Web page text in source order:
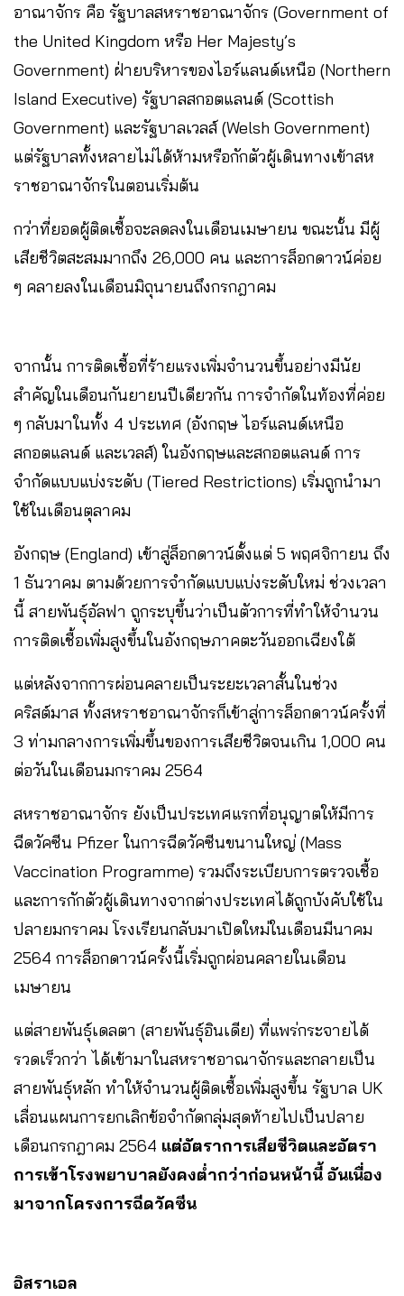
อาณาจักร คือ รัฐบาลสหราชอาณาจักร (Government of
the United Kingdom หรือ Her Majesty’s
Government) ฝ่ายบริหารของไอร์แลนด์เหนือ (Northern
Island Executive) รัฐบาลสกอตแลนด์ (Scottish
Government) และรัฐบาลเวลส์ (Welsh Government)
แต่รัฐบาลทั้งหลายไม่ได้ห้ามหรือกักตัวผู้เดินทางเข้าสห
ราชอาณาจักรในตอนเริ่มต้น
กว่าที่ยอดผู้ติดเชื้อจะลดลงในเดือนเมษายน ขณะนั้น มีผู้
เสียชีวิตสะสมมากถึง 26,000 คน และการล็อกดาวน์ค่อย
ๆ คลายลงในเดือนมิถุนายนถึงกรกฎาคม
จากนั้น การติดเชื้อที่ร้ายแรงเพิ่มจำนวนขึ้นอย่างมีนัย
สำคัญในเดือนกันยายนปีเดียวกัน การจำกัดในท้องที่ค่อย
ๆ กลับมาในทั้ง 4 ประเทศ (อังกฤษ ไอร์แลนด์เหนือ
สกอตแลนด์ และเวลส์) ในอังกฤษและสกอตแลนด์ การ
จำกัดแบบแบ่งระดับ (Tiered Restrictions) เริ่มถูกนำมา
ใช้ในเดือนตุลาคม
อังกฤษ (England) เข้าสู่ล็อกดาวน์ตั้งแต่ 5 พฤศจิกายน ถึง
1 ธันวาคม ตามด้วยการจำกัดแบบแบ่งระดับใหม่ ช่วงเวลา
นี้ สายพันธุ์อัลฟา ถูกระบุขึ้นว่าเป็นตัวการที่ทำให้จำนวน
การติดเชื้อเพิ่มสูงขึ้นในอังกฤษภาคตะวันออกเฉียงใต้
แต่หลังจากการผ่อนคลายเป็นระยะเวลาสั้นในช่วง
คริสต์มาส ทั้งสหราชอาณาจักรก็เข้าสู่การล็อกดาวน์ครั้งที่
3 ท่ามกลางการเพิ่มขึ้นของการเสียชีวิตจนเกิน 1,000 คน
ต่อวันในเดือนมกราคม 2564
สหราชอาณาจักร ยังเป็นประเทศแรกที่อนุญาตให้มีการ
ฉีดวัคซีน Pfizer ในการฉีดวัคซีนขนานใหญ่ (Mass
Vaccination Programme) รวมถึงระเบียบการตรวจเชื้อ
และการกักตัวผู้เดินทางจากต่างประเทศได้ถูกบังคับใช้ใน
ปลายมกราคม โรงเรียนกลับมาเปิดใหม่ในเดือนมีนาคม
2564 การล็อกดาวน์ครั้งนี้เริ่มถูกผ่อนคลายในเดือน
เมษายน
แต่สายพันธุ์เดลตา (สายพันธุ์อินเดีย) ที่แพร่กระจายได้
รวดเร็วกว่า ได้เข้ามาในสหราชอาณาจักรและกลายเป็น
สายพันธุ์หลัก ทำให้จำนวนผู้ติดเชื้อเพิ่มสูงขึ้น รัฐบาล UK
เลื่อนแผนการยกเลิกข้อจำกัดกลุ่มสุดท้ายไปเป็นปลาย
เดือนกรกฎาคม 2564 แต่อัตราการเสียชีวิตและอัตรา
การเข้าโรงพยาบาลยังคงต่ำกว่าก่อนหน้านี้ อันเนื่อง
มาจากโครงการฉีดวัคซีน
อิสราเอล